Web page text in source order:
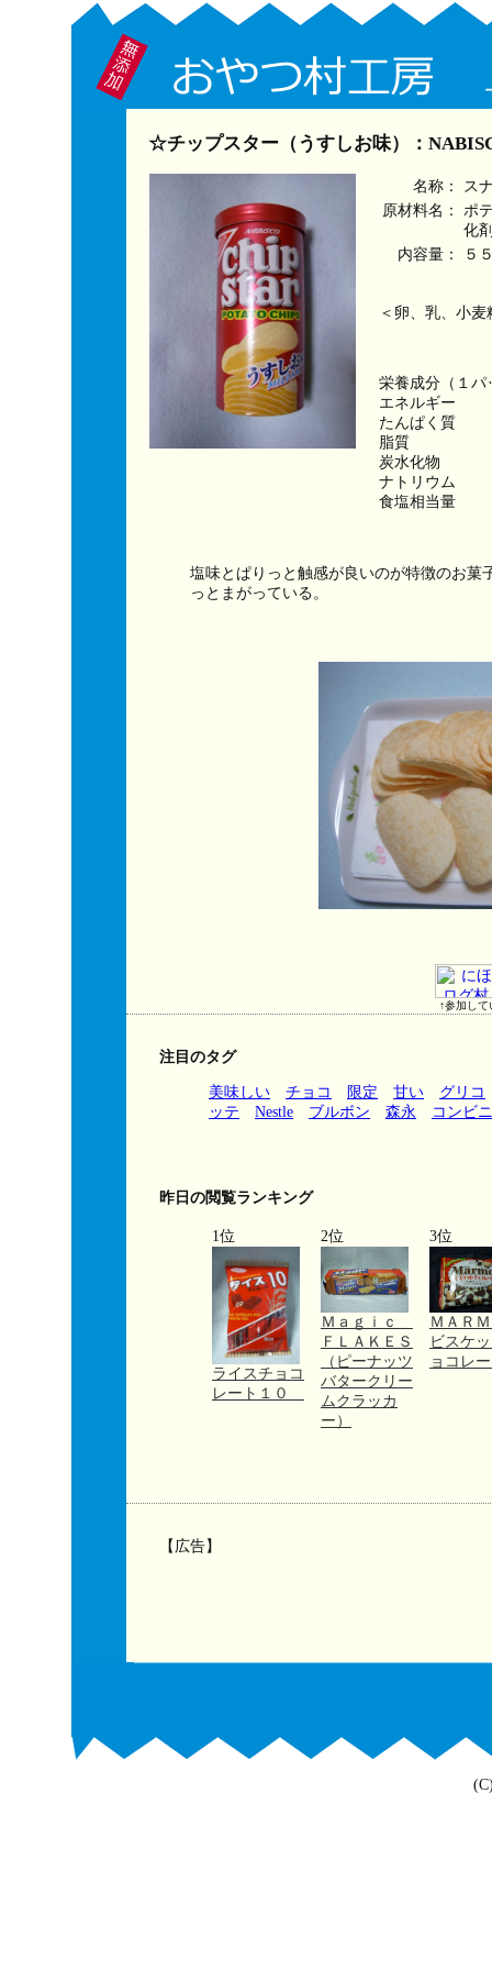
☆チップスター（うすしお味）：
名称：
ス
原材料名：
ポ
化
内容量：
５
＜卵、乳、小
栄養成分（１パ
エネルギー　
たんぱく質　
脂質　　　　
炭水化物　　
ナトリウム　　
食塩相当量　　
塩味とぱりっと触感が良いのが特徴のお菓
っとまがっている。
↑参加して
注目のタグ
美味しい チョコ 限定 甘い
グリコ
ッテ
Nestle ブルボン 森永 コンビニ
昨日の閲覧ランキング
1位
ライスチョコ
レート１０
2位
Ｍａｇｉｃ
ＦＬＡＫＥＳ
（ピーナッツ
バタークリー
ムクラッカ
ー）
3位
ＭＡＲ
ビスケ
ョコレ
【広告】